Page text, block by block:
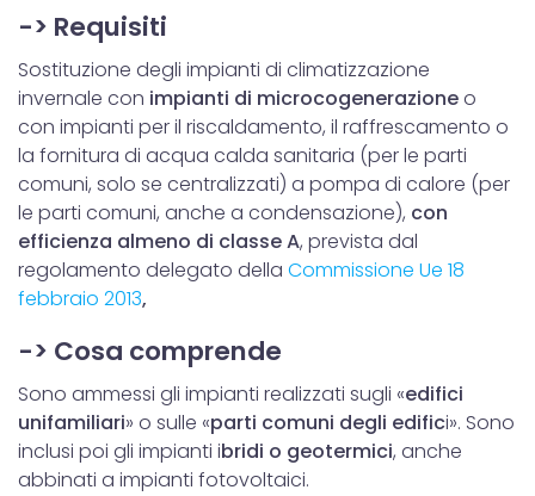
-> Requisiti
Sostituzione degli impianti di climatizzazione
invernale con impianti di microcogenerazioneo
con impianti per il riscaldamento, il raffrescamento o
la fornitura di acqua calda sanitaria (per le parti
comuni, solo se centralizzati) a pompa di calore (per
le parti comuni, anche a condensazione), con
efficienza almeno di classe A, prevista dal
regolamento delegato della Commissione Ue 18
febbraio 2013,
-> Cosa comprende
Sono ammessi gli impianti realizzati sugli «edifici
unifamiliari» o sulle «parti comuni degli edifici». Sono
inclusi poi gli impianti ibridi o geotermici, anche
abbinati a impianti fotovoltaici.